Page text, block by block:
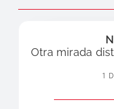
Otra mirada
1